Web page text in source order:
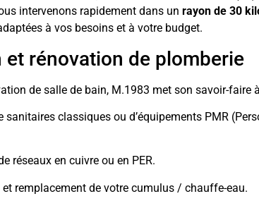
intervenons rapidement dans un rayon de 30
à vos besoins et à votre budget.
rénovation de plomberie
de salle de bain, M.1983 met son savoir-faire
sanitaires classiques ou d’équipements PMR
réseaux en cuivre ou en PER.
remplacement de votre cumulus / chauffe-eau.